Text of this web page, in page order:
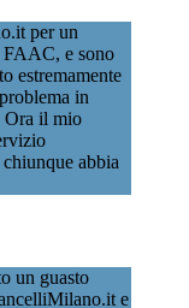
per un
FAAC, e sono
estremamente
in
Ora il mio
abbia
un guasto
e